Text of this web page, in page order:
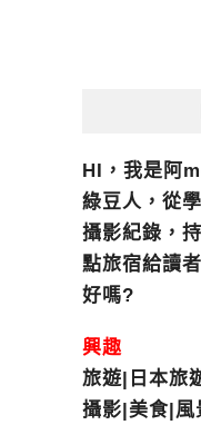
HI，我是阿
綠豆人，從
攝影紀錄，
點旅宿給讀
好嗎?
興趣
旅遊|日本旅
攝影|美食|風